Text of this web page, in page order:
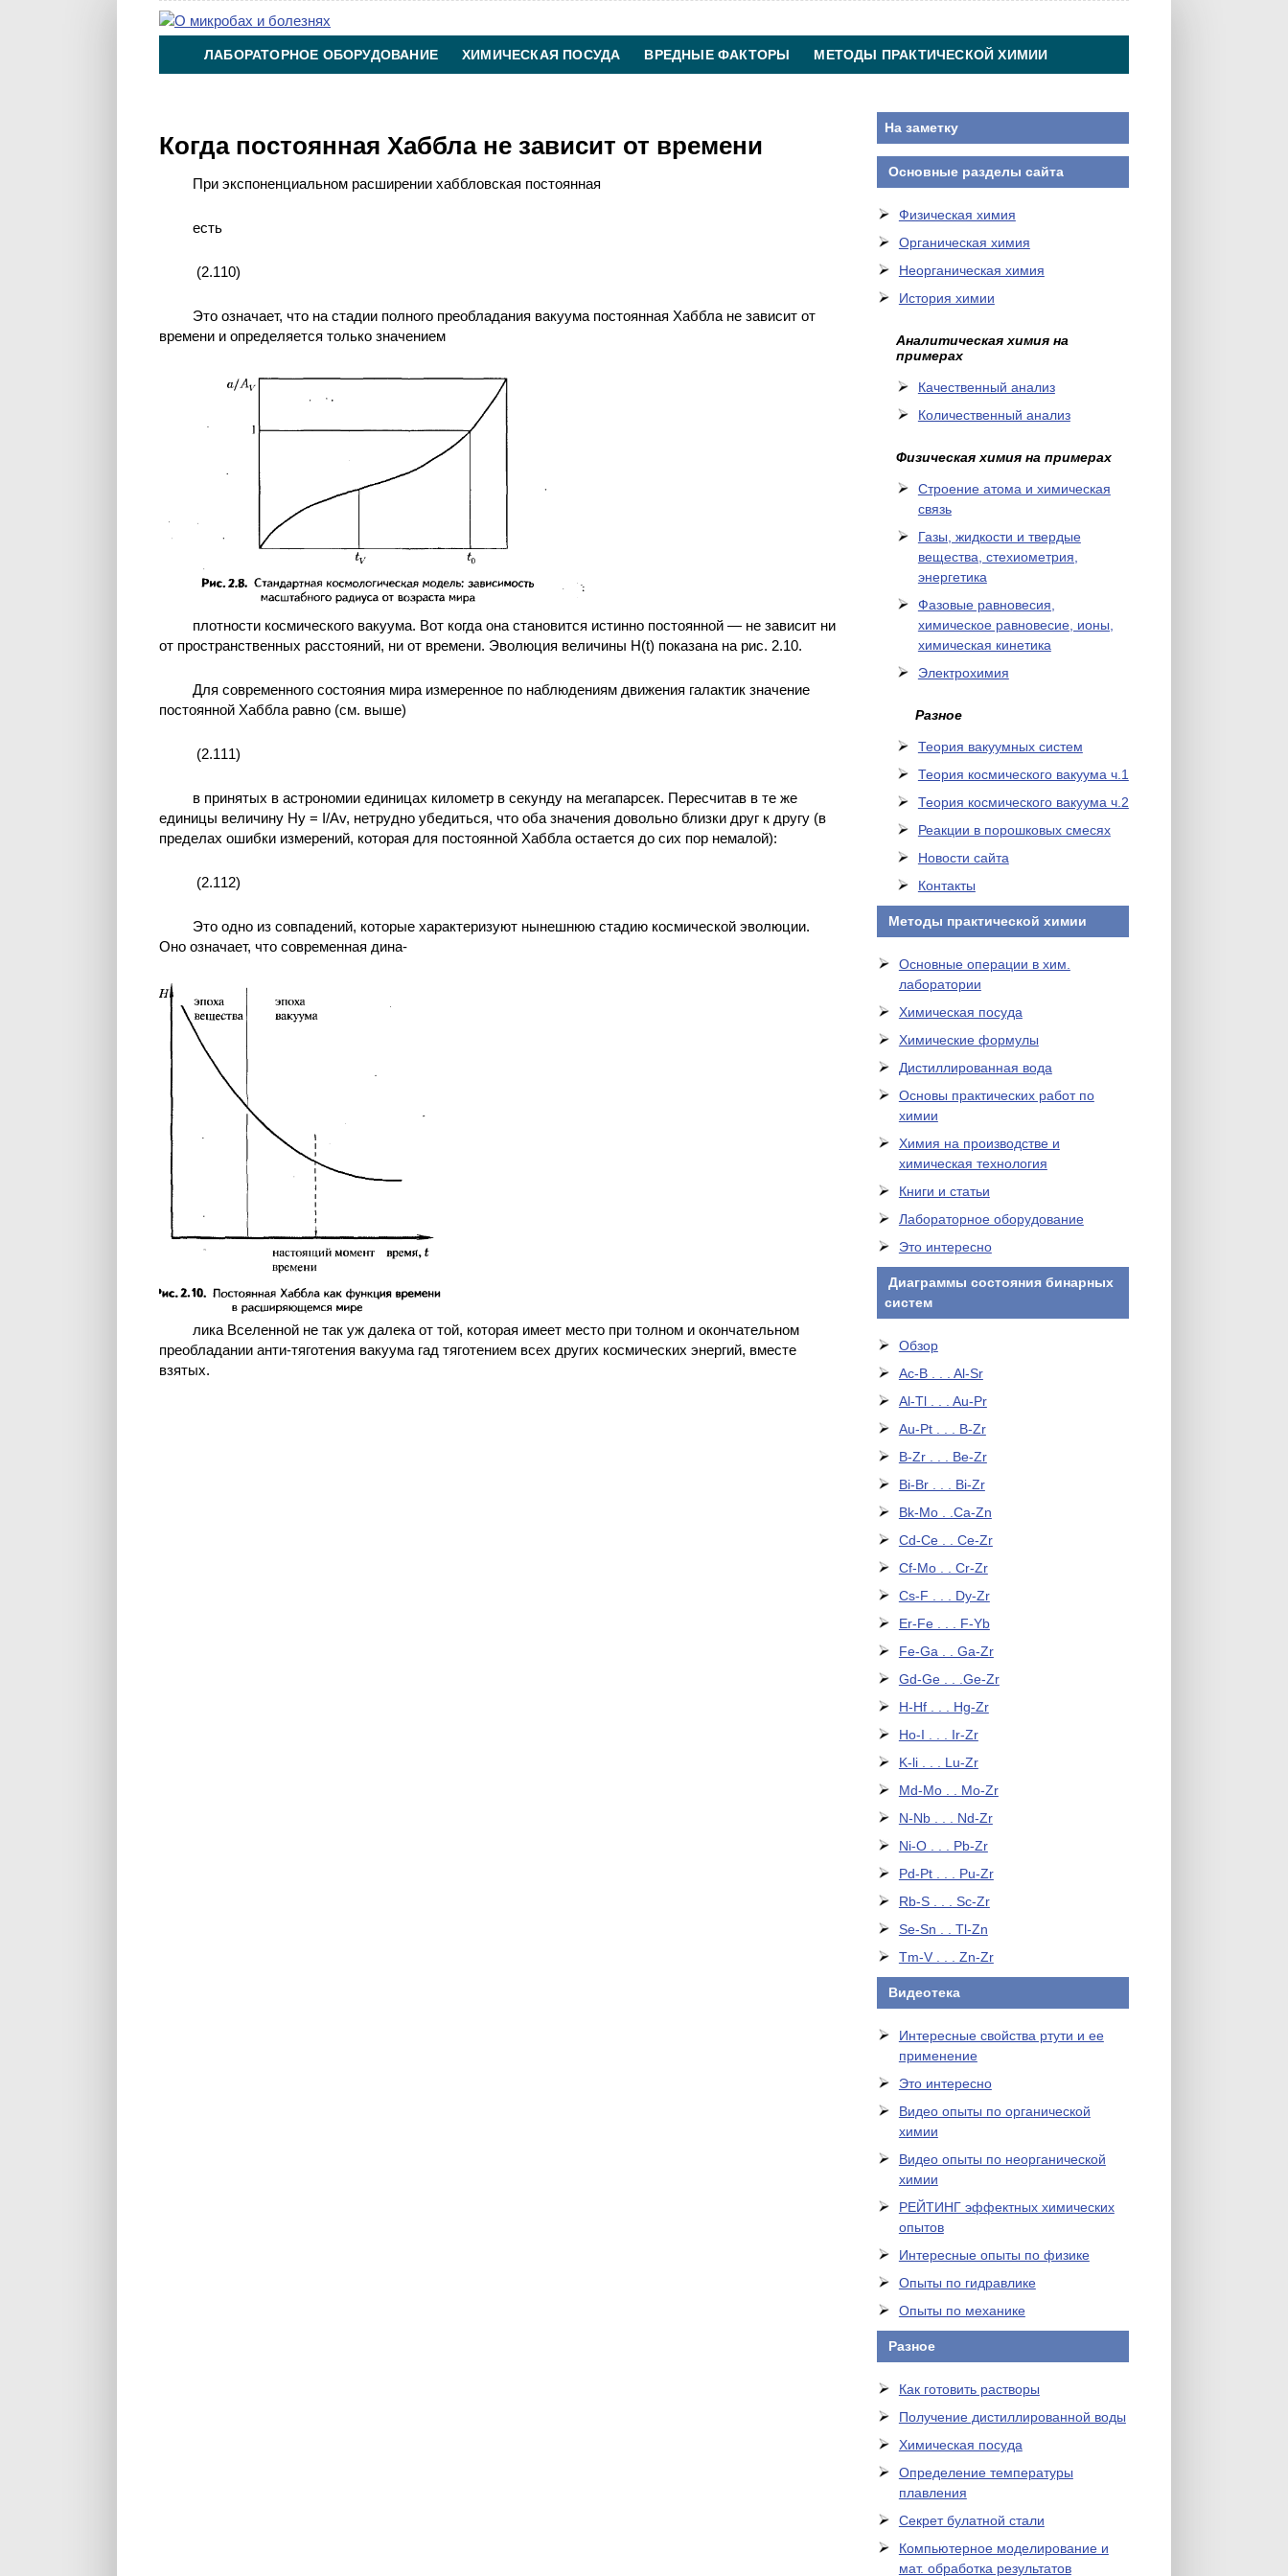
ЛАБОРАТОРНОЕ ОБОРУДОВАНИЕ ХИМИЧЕСКАЯ ПОСУДА ВРЕДНЫЕ ФАКТОРЫ МЕТОДЫ ПРАКТИЧЕСКОЙ ХИМИИ
Когда постоянная Хаббла не зависит от времени
При экспоненциальном расширении хаббловская постоянная
есть
(2.110)
Это означает, что на стадии полного преобладания вакуума постоянная Хаббла не зависит от
времени и определяется только значением
плотности космического вакуума. Вот когда она становится истинно постоянной — не зависит ни
от пространственных расстояний, ни от времени. Эволюция величины H(t) показана на рис. 2.10.
Для современного состояния мира измеренное по наблюдениям движения галактик значение
постоянной Хаббла равно (см. выше)
(2.111)
в принятых в астрономии единицах километр в секунду на мегапарсек. Пересчитав в те же
единицы величину Ну = I/Av, нетрудно убедиться, что оба значения довольно близки друг к другу (в
пределах ошибки измерений, которая для постоянной Хаббла остается до сих пор немалой):
(2.112)
Это одно из совпадений, которые характеризуют нынешнюю стадию космической эволюции.
Оно означает, что современная дина-
лика Вселенной не так уж далека от той, которая имеет место при толном и окончательном
преобладании анти-тяготения вакуума гад тяготением всех других космических энергий, вместе
взятых.
На заметку
Основные разделы сайта
Физическая химия
Органическая химия
Неорганическая химия
История химии
Аналитическая химия на
примерах
Качественный анализ
Количественный анализ
Физическая химия на примерах
Cтроение атома и химическая
связь
Газы, жидкости и твердые
вещества, стехиометрия,
энергетика
Фазовые равновесия,
химическое равновесие, ионы,
химическая кинетика
Электрохимия
Разное
Теория вакуумных систем
Теория космического вакуума ч.1
Теория космического вакуума ч.2
Реакции в порошковых смесях
Новости сайта
Контакты
Методы практической химии
Основные операции в хим.
лаборатории
Химическая посуда
Химические формулы
Дистиллированная вода
Основы практических работ по
химии
Химия на производстве и
химическая технология
Книги и статьи
Лабораторное оборудование
Это интересно
Диаграммы состояния бинарных
систем
Обзор
Ac-B . . . Al-Sr
Al-Tl . . . Au-Pr
Au-Pt . . . B-Zr
B-Zr . . . Be-Zr
Bi-Br . . . Bi-Zr
Bk-Mo . .Ca-Zn
Cd-Ce . . Ce-Zr
Cf-Mo . . Cr-Zr
Cs-F . . . Dy-Zr
Er-Fe . . . F-Yb
Fe-Ga . . Ga-Zr
Gd-Ge . . .Ge-Zr
H-Hf . . . Hg-Zr
Ho-I . . . Ir-Zr
K-li . . . Lu-Zr
Md-Mo . . Mo-Zr
N-Nb . . . Nd-Zr
Ni-O . . . Pb-Zr
Pd-Pt . . . Pu-Zr
Rb-S . . . Sc-Zr
Se-Sn . . Tl-Zn
Tm-V . . . Zn-Zr
Видеотека
Интересные свойства ртути и ее
применение
Это интересно
Видео опыты по органической
химии
Видео опыты по неорганической
химии
РЕЙТИНГ эффектных химических
опытов
Интересные опыты по физике
Опыты по гидравлике
Опыты по механике
Разное
Как готовить растворы
Получение дистиллированной воды
Химическая посуда
Определение температуры
плавления
Секрет булатной стали
Компьютерное моделирование и
мат. обработка результатов